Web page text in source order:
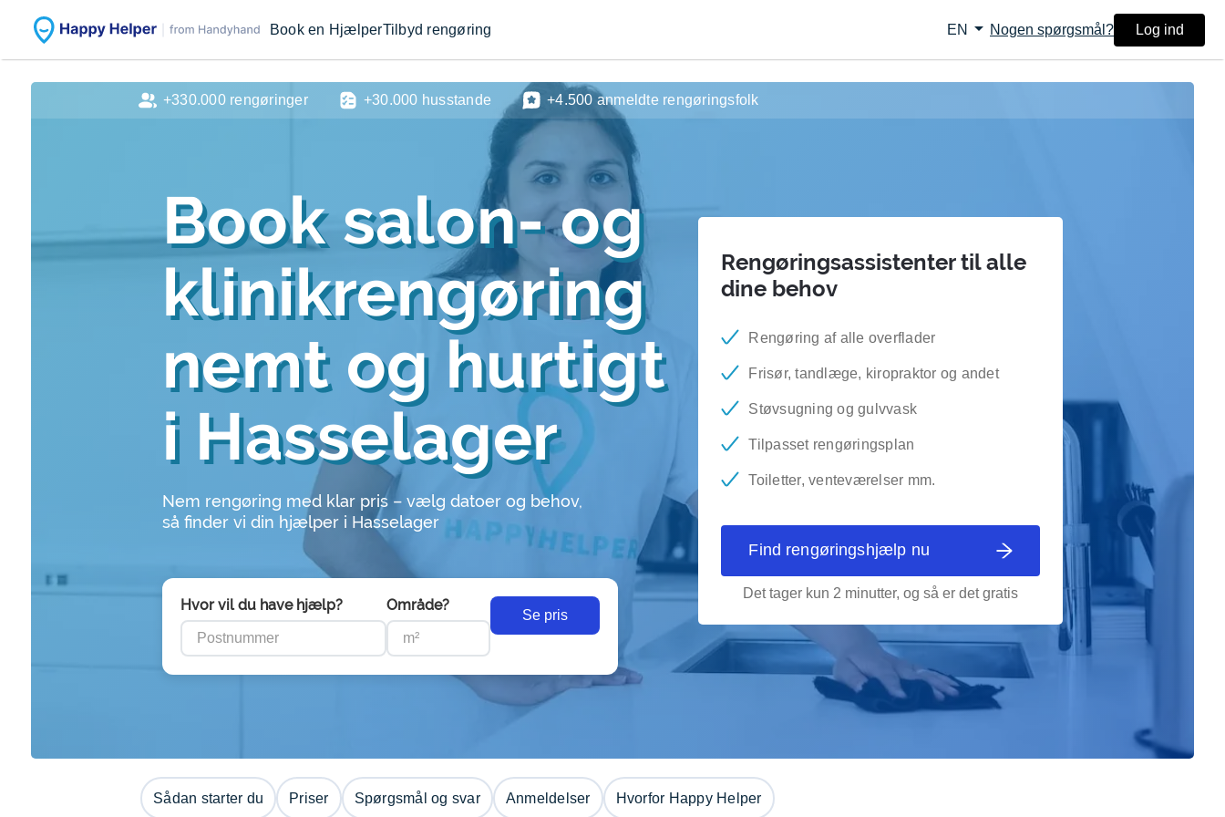
Book en HjælperTilbyd rengøring EN arrow_drop_down Nogen spørgsmål? Log ind
Book salon- og
klinikrengøring
nemt og hurtigt
i Hasselager
Nem rengøring med klar pris – vælg datoer og behov,
så finder vi din hjælper i Hasselager
Hvor vil du have hjælp? Område?
Se pris
Rengøringsassistenter til alle
dine behov
Rengøring af alle overflader
Frisør, tandlæge, kiropraktor og andet
Støvsugning og gulvvask
Tilpasset rengøringsplan
Toiletter, venteværelser mm.
Find rengøringshjælp nu
Det tager kun 2 minutter, og så er det gratis
+330.000 rengøringer +30.000 husstande +4.500 anmeldte rengøringsfolk
Sådan starter du Priser Spørgsmål og svar Anmeldelser Hvorfor Happy Helper